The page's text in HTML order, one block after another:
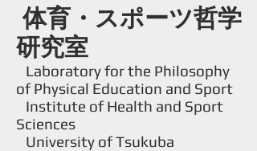
体育・スポーツ哲学
研究室
Laboratory for the Philosophy
of Physical Education and Sport
Institute of Health and Sport
Sciences
University of Tsukuba